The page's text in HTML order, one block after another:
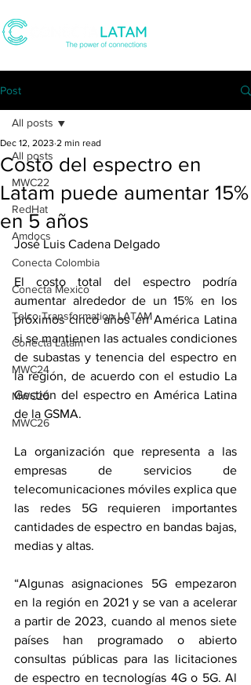
Post
All posts
MWC22
RedHat
Amdocs
Conecta Colombia
Conecta Mexico
Telco Transformation LATAM
Conecta Latam
MWC24
MWC25
MWC26
All posts
Costo del espectro en
Latam puede aumentar 15%
en 5 años
Dec 12, 2023 2 min read
José Luis Cadena Delgado
El costo total del espectro podría
aumentar alrededor de un 15% en los
próximos cinco años en América Latina
si se mantienen las actuales condiciones
de subastas y tenencia del espectro en
la región, de acuerdo con el estudio La
Gestión del espectro en América Latina
de la GSMA.
La organización que representa a las
empresas de servicios de
telecomunicaciones móviles explica que
las redes 5G requieren importantes
cantidades de espectro en bandas bajas,
medias y altas.
“Algunas asignaciones 5G empezaron
en la región en 2021 y se van a acelerar
a partir de 2023, cuando al menos siete
países han programado o abierto
consultas públicas para las licitaciones
de espectro en tecnologías 4G o 5G. Al